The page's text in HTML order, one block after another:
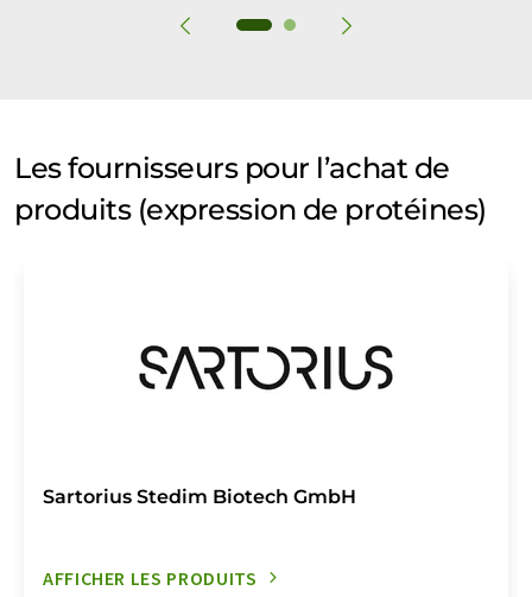
Les fournisseurs pour l’achat de
produits (expression de protéines)
Sartorius Stedim Biotech GmbH
AFFICHER LES PRODUITS